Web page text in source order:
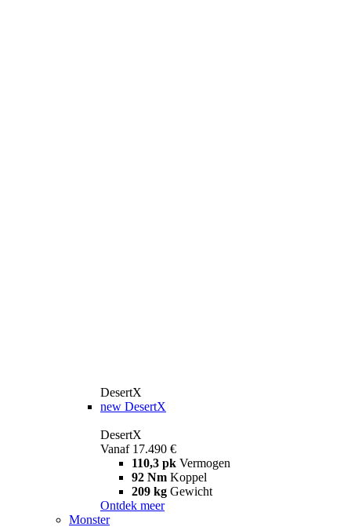
DesertX
new DesertX
DesertX
Vanaf 17.490 €
110,3 pk Vermogen
92 Nm Koppel
209 kg Gewicht
Ontdek meer
Monster